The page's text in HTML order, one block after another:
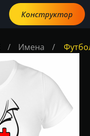
Конструктор
/ Имена /